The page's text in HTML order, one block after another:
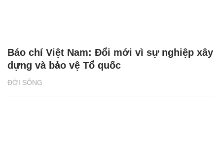
ĐỜI SỐNG
Báo chí Việt Nam: Đổi mới vì sự nghiệp xây
dựng và bảo vệ Tổ quốc